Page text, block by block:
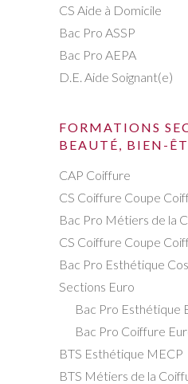
CS Aide à Domicile
Bac Pro ASSP
Bac Pro AEPA
D.E. Aide Soignant(e)
FORMATIONS
BEAUTÉ, BIEN-
CAP Coiffure
CS Coiffure Coupe
Bac Pro Métiers de la
CS Coiffure Coupe
Bac Pro Esthétique
Sections Euro
Bac Pro Esthétique
Bac Pro Coiffure
BTS Esthétique MECP
BTS Métiers de la